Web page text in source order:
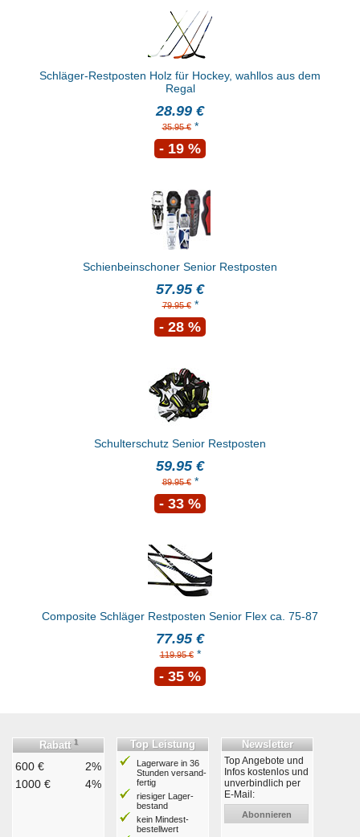
Schläger-Restposten Holz für Hockey, wahllos aus dem
Regal
28.99 €
35.95 €*
- 19 %
Schienbeinschoner Senior Restposten
57.95 €
79.95 €*
- 28 %
Schulterschutz Senior Restposten
59.95 €
89.95 €*
- 33 %
Composite Schläger Restposten Senior Flex ca. 75-87
77.95 €
119.95 €*
- 35 %
Rabatt 1
600 €
2%
1000 €
4%
Top Leistung
Lagerware in 36
Stunden ver­sand­
fertig
riesiger Lager­
bestand
kein Mindest­
bestell­wert
Newsletter
Top Angebote und
Infos kostenlos und
unverbindlich per
E-Mail:
Abonnieren